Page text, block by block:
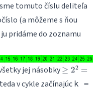
tomuto číslu deliteľa
(a môžeme s ňou
pridáme do zoznamu
jej násobky \geq
= 4
≥ 22 =
v cykle začínajúc k =